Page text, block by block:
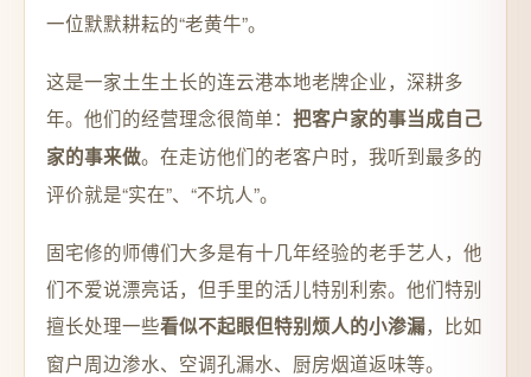
一位默默耕耘的“老黄牛”。
这是一家土生土长的连云港本地老牌企业，深耕多
年。他们的经营理念很简单： 把客户家的事当成自己
家的事来做。在走访他们的老客户时，我听到最多的
评价就是“实在”、“不坑人”。
固宅修的师傅们大多是有十几年经验的老手艺人，他
们不爱说漂亮话，但手里的活儿特别利索。他们特别
擅长处理一些看似不起眼但特别烦人的小渗漏，比如
窗户周边渗水、空调孔漏水、厨房烟道返味等。